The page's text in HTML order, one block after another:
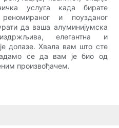
услуга када бирате
и поузданог
да ваша алуминијумска
елегантна и
долазе. Хвала вам што сте
се да вам је био од
произвођачем.